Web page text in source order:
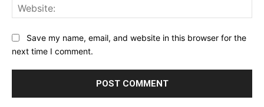
Save my name, email, and website in this browser for the
next time I comment.